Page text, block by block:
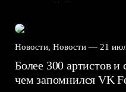
Новости, Новости — 21
Более 300 артистов и
чем запомнился VK